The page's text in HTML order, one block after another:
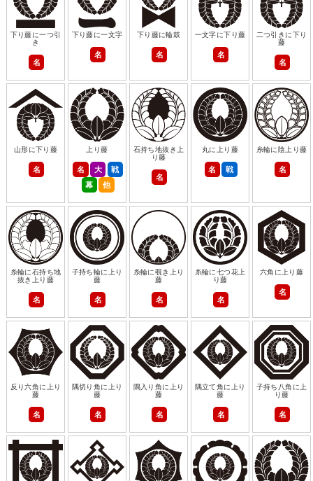
下り藤に一つ引
き
名
下り藤に一文字
名
下り藤に輪鼓
名
一文字に下り藤
名
二つ引きに下り
藤
名
山形に下り藤
名
上り藤
名 大
戦
幕
他
石持ち地抜き上
り藤
名
丸に上り藤
名 戦
糸輪に陰上り藤
名
糸輪に石持ち地
抜き上り藤
名
子持ち輪に上り
藤
名
糸輪に覗き上り
藤
名
糸輪に七つ花上
り藤
名
六角に上り藤
名
反り六角に上り
藤
名
隅切り角に上り
藤
名
隅入り角に上り
藤
名
隅立て角に上り
藤
名
子持ち八角に上
り藤
名